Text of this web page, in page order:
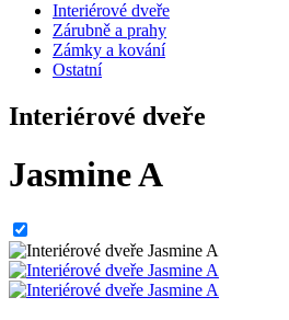
Interiérové dveře
Zárubně a prahy
Zámky a kování
Ostatní
Interiérové dveře
Jasmine A